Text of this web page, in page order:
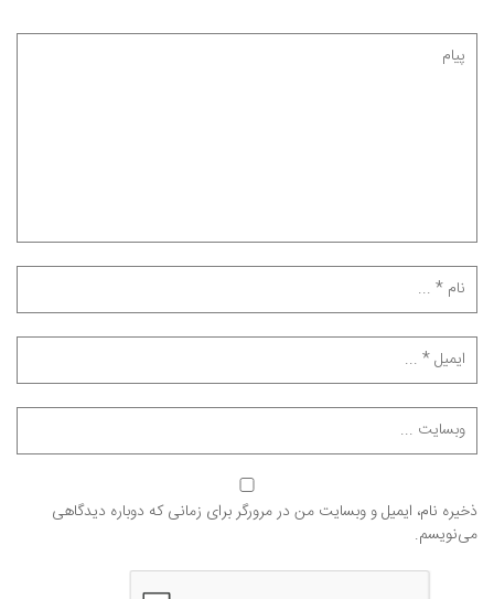
ذخیره نام، ایمیل و وبسایت من در مرورگر برای زمانی که دوباره دیدگاهی
می‌نویسم.